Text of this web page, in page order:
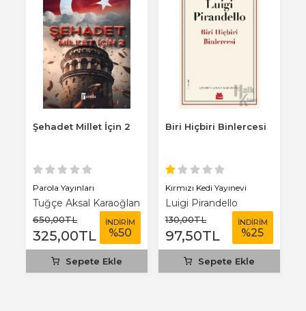
Şehadet Millet İçin 2
Parola Yayınları
Tuğçe Aksal Karaoğlan
650,00TL
325,00TL
İNDİRİM
%50
Sepete Ekle
Biri Hiçbiri Binlercesi
Kırmızı Kedi Yayınevi
Luigi Pirandello
130,00TL
97,50TL
İNDİRİM
%25
Sepete Ekle